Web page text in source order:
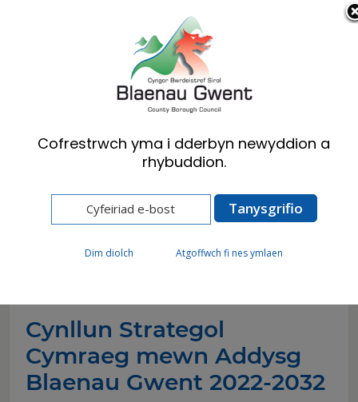
Cymraeg English
Preswylwyr
Ysgolion a Dysgu
CSCA
Cynllun Strategol
Cymraeg mewn Addysg
Blaenau Gwent 2022-2032
Cofrestrwch yma i dderbyn newyddion a
rhybuddion.
Dim diolch Atgoffwch fi nes ymlaen